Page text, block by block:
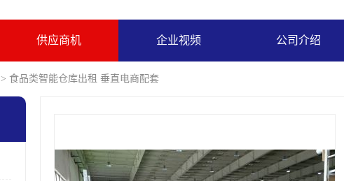
供应商机 企业视频 公司介绍
> 食品类智能仓库出租 垂直电商配套